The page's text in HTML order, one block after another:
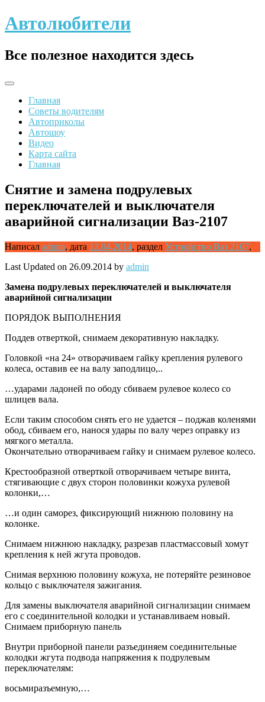
Skip
to
Автолюбители
Все полезное находится здесь
Главная
Советы водителям
Автоприколы
Автошоу
Видео
Карта сайта
Главная
Снятие и замена подрулевых
переключателей и выключателя
аварийной сигнализации Ваз-2107
Написал admin, дата 12.04.2014, раздел Устройство Ваз 2107,
Last Updated on 26.09.2014 by admin
Замена подрулевых переключателей и выключателя
аварийной сигнализации
ПОРЯДОК ВЫПОЛНЕНИЯ
Поддев отверткой, снимаем декоративную накладку.
Головкой «на 24» отворачиваем гайку крепления рулевого
колеса, оставив ее на валу заподлицо,..
…ударами ладоней по ободу сбиваем рулевое колесо со
шлицев вала.
Если таким способом снять его не удается – поджав коленями
обод, сбиваем его, нанося удары по валу через оправку из
мягкого металла.
Окончательно отворачиваем гайку и снимаем рулевое колесо.
Крестообразной отверткой отворачиваем четыре винта,
стягивающие с двух сторон половинки кожуха рулевой
колонки,…
…и один саморез, фиксирующий нижнюю половину на
колонке.
Снимаем нижнюю накладку, разрезав пластмассовый хомут
крепления к ней жгута проводов.
Снимая верхнюю половину кожуха, не потеряйте резиновое
кольцо с выключателя зажигания.
Для замены выключателя аварийной сигнализации снимаем
его с соединительной колодки и устанавливаем новый.
Снимаем приборную панель
Внутри приборной панели разъединяем соединительные
колодки жгута подвода напряжения к подрулевым
переключателям:
восьмиразъемную,…